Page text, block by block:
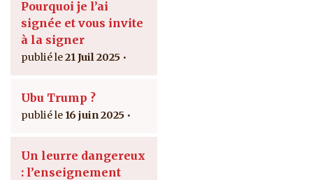
Pourquoi je l’ai
signée et vous invite
à la signer
21 Juil 2025
Ubu Trump ?
16 juin 2025
Un leurre dangereux
: l’enseignement